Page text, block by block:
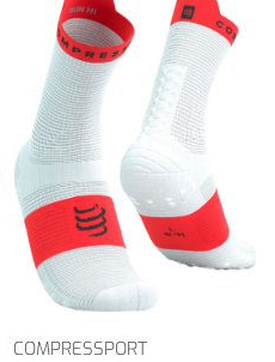
COMPRESSPORT